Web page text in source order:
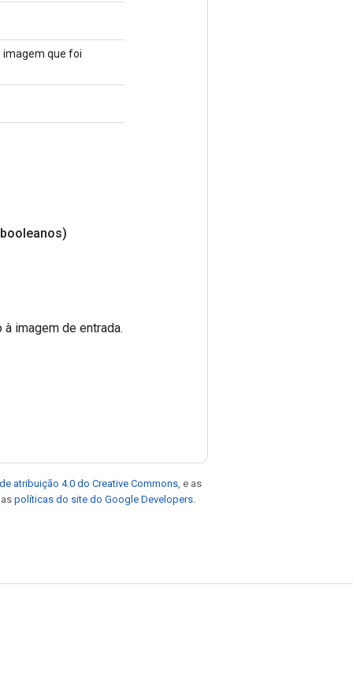
imagem que foi
imagem de entrada.
atribuição 4.0 do Creative Commons , e as
políticas do site do Google Developers